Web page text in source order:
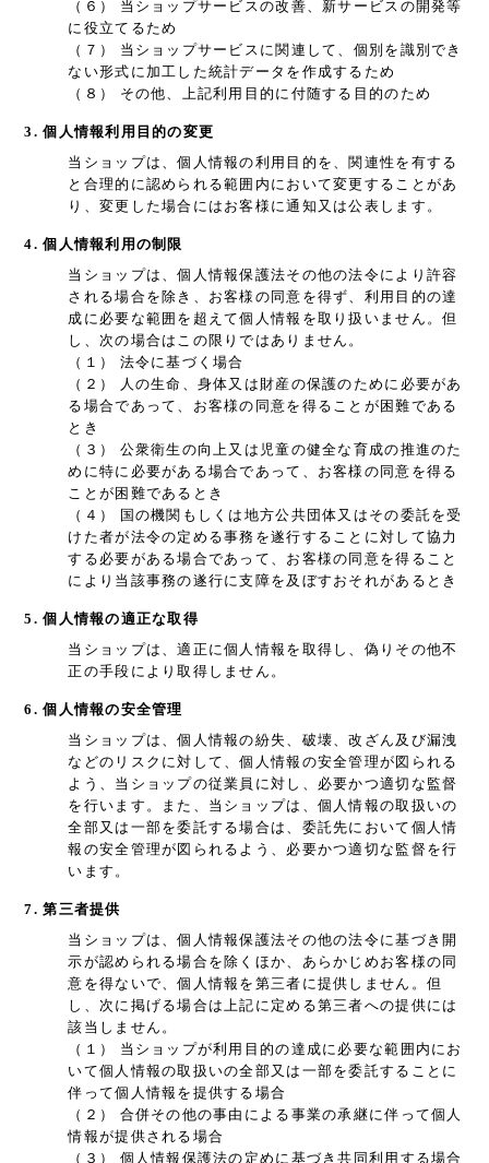
（６） 当ショップサービスの改善、新サービスの開発等
に役立てるため
（７） 当ショップサービスに関連して、個別を識別でき
ない形式に加工した統計データを作成するため
（８） その他、上記利用目的に付随する目的のため
3. 個人情報利用目的の変更
当ショップは、個人情報の利用目的を、関連性を有する
と合理的に認められる範囲内において変更することがあ
り、変更した場合にはお客様に通知又は公表します。
4. 個人情報利用の制限
当ショップは、個人情報保護法その他の法令により許容
される場合を除き、お客様の同意を得ず、利用目的の達
成に必要な範囲を超えて個人情報を取り扱いません。但
し、次の場合はこの限りではありません。
（１） 法令に基づく場合
（２） 人の生命、身体又は財産の保護のために必要があ
る場合であって、お客様の同意を得ることが困難である
とき
（３） 公衆衛生の向上又は児童の健全な育成の推進のた
めに特に必要がある場合であって、お客様の同意を得る
ことが困難であるとき
（４） 国の機関もしくは地方公共団体又はその委託を受
けた者が法令の定める事務を遂行することに対して協力
する必要がある場合であって、お客様の同意を得ること
により当該事務の遂行に支障を及ぼすおそれがあるとき
5. 個人情報の適正な取得
当ショップは、適正に個人情報を取得し、偽りその他不
正の手段により取得しません。
6. 個人情報の安全管理
当ショップは、個人情報の紛失、破壊、改ざん及び漏洩
などのリスクに対して、個人情報の安全管理が図られる
よう、当ショップの従業員に対し、必要かつ適切な監督
を行います。また、当ショップは、個人情報の取扱いの
全部又は一部を委託する場合は、委託先において個人情
報の安全管理が図られるよう、必要かつ適切な監督を行
います。
7. 第三者提供
当ショップは、個人情報保護法その他の法令に基づき開
示が認められる場合を除くほか、あらかじめお客様の同
意を得ないで、個人情報を第三者に提供しません。但
し、次に掲げる場合は上記に定める第三者への提供には
該当しません。
（１） 当ショップが利用目的の達成に必要な範囲内にお
いて個人情報の取扱いの全部又は一部を委託することに
伴って個人情報を提供する場合
（２） 合併その他の事由による事業の承継に伴って個人
情報が提供される場合
（３） 個人情報保護法の定めに基づき共同利用する場合